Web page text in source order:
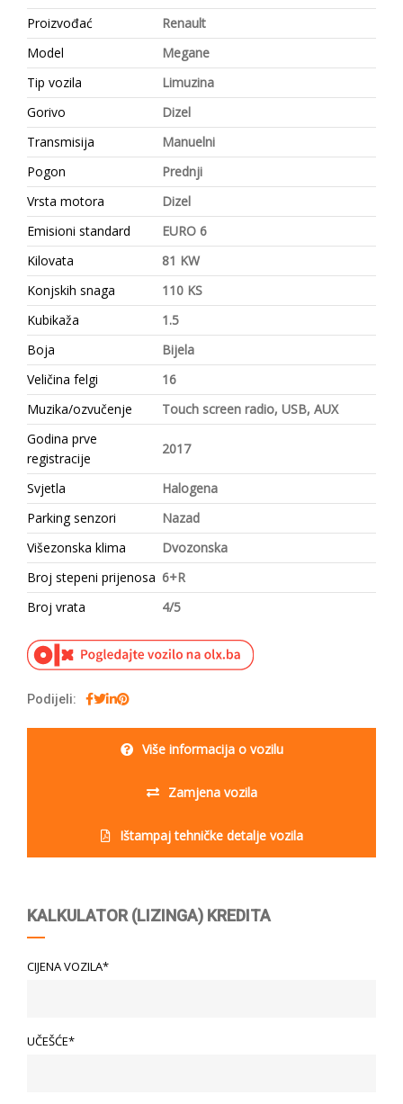
Proizvođać
Renault
Model
Megane
Tip vozila
Limuzina
Gorivo
Dizel
Transmisija
Manuelni
Pogon
Prednji
Vrsta motora
Dizel
Emisioni standard
EURO 6
Kilovata
81 KW
Konjskih snaga
110 KS
Kubikaža
1.5
Boja
Bijela
Veličina felgi
16
Muzika/ozvučenje
Touch screen radio, USB, AUX
Godina prve
registracije
2017
Svjetla
Halogena
Parking senzori
Nazad
Višezonska klima
Dvozonska
Broj stepeni prijenosa 6+R
Broj vrata
4/5
Podijeli:
Više informacija o vozilu
Zamjena vozila
Ištampaj tehničke detalje vozila
KALKULATOR (LIZINGA) KREDITA
CIJENA VOZILA*
UČEŠĆE*